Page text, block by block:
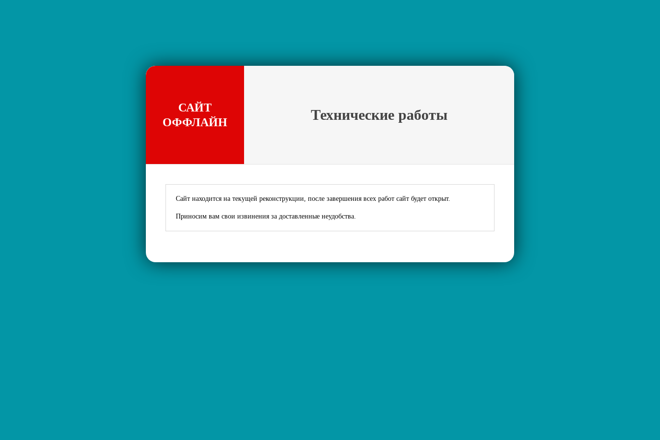
Технические работы
САЙТ
ОФФЛАЙН
Сайт находится на текущей реконструкции, после завершения всех работ сайт будет открыт.
Приносим вам свои извинения за доставленные неудобства.